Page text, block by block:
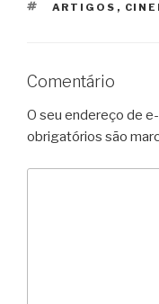
TAGS
ARTIGOS ,
Comentário
O seu endereço de
obrigatórios são